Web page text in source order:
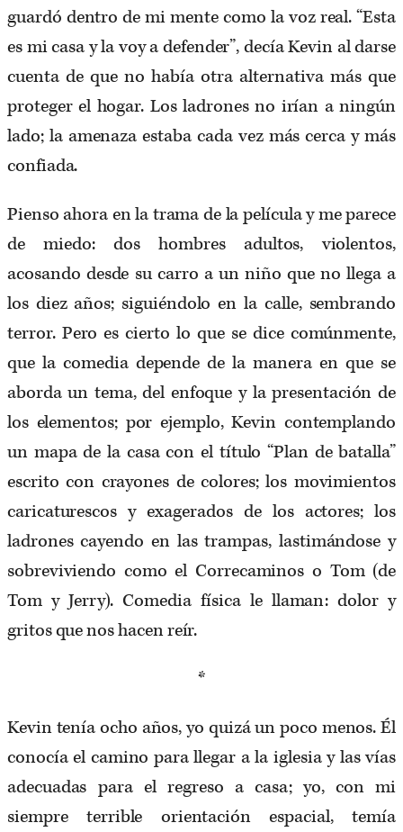
guardó dentro de mi mente como la voz real. “Esta
es mi casa y la voy a defender”, decía Kevin al darse
cuenta de que no había otra alternativa más que
proteger el hogar. Los ladrones no irían a ningún
lado; la amenaza estaba cada vez más cerca y más
confiada.
Pienso ahora en la trama de la película y me parece
de miedo: dos hombres adultos, violentos,
acosando desde su carro a un niño que no llega a
los diez años; siguiéndolo en la calle, sembrando
terror. Pero es cierto lo que se dice comúnmente,
que la comedia depende de la manera en que se
aborda un tema, del enfoque y la presentación de
los elementos; por ejemplo, Kevin contemplando
un mapa de la casa con el título “Plan de batalla”
escrito con crayones de colores; los movimientos
caricaturescos y exagerados de los actores; los
ladrones cayendo en las trampas, lastimándose y
sobreviviendo como el Correcaminos o Tom (de
Tom y Jerry). Comedia física le llaman: dolor y
gritos que nos hacen reír.
*
Kevin tenía ocho años, yo quizá un poco menos. Él
conocía el camino para llegar a la iglesia y las vías
adecuadas para el regreso a casa; yo, con mi
siempre terrible orientación espacial, temía